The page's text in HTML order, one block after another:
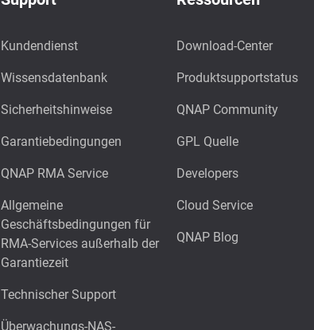
Kundendienst
Wissensdatenbank
Sicherheitshinweise
Garantiebedingungen
QNAP RMA Service
Allgemeine
Geschäftsbedingungen für
RMA-Services außerhalb der
Garantiezeit
Technischer Support
Überwachungs-NAS-
Download-Center
Produktsupportstatus
QNAP Community
GPL Quelle
Developers
Cloud Service
QNAP Blog